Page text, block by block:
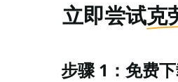
立即尝试克
步骤 1：免费